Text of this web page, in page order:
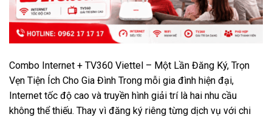
Combo Internet + TV360 Viettel – Một Lần Đăng Ký, Trọn
Vẹn Tiện Ích Cho Gia Đình Trong mỗi gia đình hiện đại,
Internet tốc độ cao và truyền hình giải trí là hai nhu cầu
không thể thiếu. Thay vì đăng ký riêng từng dịch vụ với chi